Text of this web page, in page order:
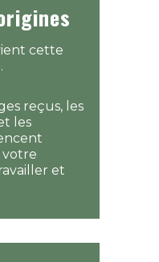
cette
reçus, les
les
votre
et